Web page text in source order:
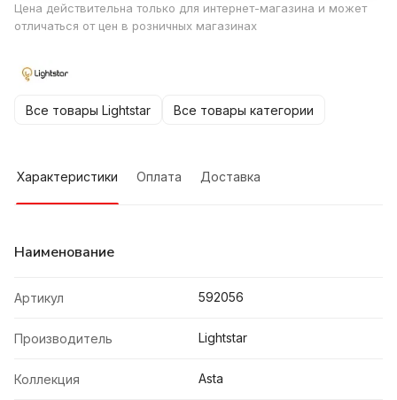
Цена действительна только для интернет-магазина и может
отличаться от цен в розничных магазинах
Все товары Lightstar Все товары категории
Характеристики Оплата Доставка
Наименование
Артикул 592056
Производитель Lightstar
Коллекция Asta